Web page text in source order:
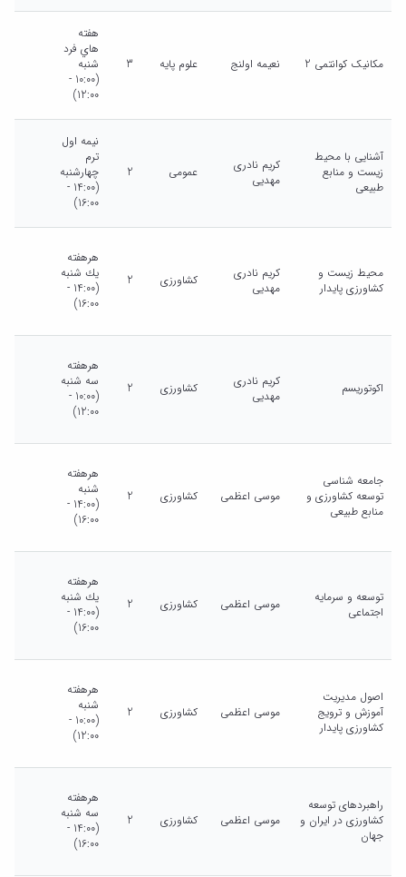
مکانیک کوانتمی 2 نعیمه اولنج علوم پایه 3
هفته
هاي فرد
شنبه
(10:00 -
12:00)
آشنایی با محیط
زیست و منابع
طبیعی
کریم نادری
مهدیی
عمومی 2
نيمه اول
ترم
چهارشنبه
(14:00 -
16:00)
محیط زیست و
کشاورزی پایدار
کریم نادری
مهدیی
کشاورزی 2
هرهفته
يك شنبه
(14:00 -
16:00)
اکوتوریسم
کریم نادری
مهدیی
کشاورزی 2
هرهفته
سه شنبه
(10:00 -
12:00)
جامعه شناسی
توسعه کشاورزی و
منابع طبیعی
موسی اعظمی کشاورزی 2
هرهفته
شنبه
(14:00 -
16:00)
توسعه و سرمایه
اجتماعی
موسی اعظمی کشاورزی 2
هرهفته
يك شنبه
(14:00 -
16:00)
اصول مدیریت
آموزش و ترویج
کشاورزی پایدار
موسی اعظمی کشاورزی 2
هرهفته
شنبه
(10:00 -
12:00)
راهبردهای توسعه
کشاورزی در ایران و
جهان
موسی اعظمی کشاورزی 2
هرهفته
سه شنبه
(14:00 -
16:00)